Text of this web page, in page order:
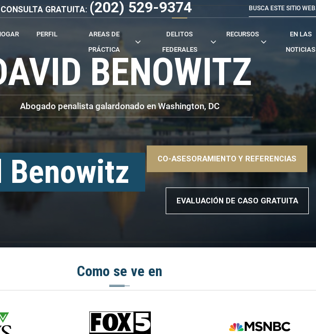
GRATUITA: (202) 529-9374
PERFIL
AREAS DE
PRÁCTICA
DELITOS
FEDERALES
RECURSOS
EN LAS
NOTICIAS
BENOWITZ
Abogado penalista galardonado en Washington, DC
Benowitz
–>
CO-ASESORAMIENTO Y REFERENCIAS
EVALUACIÓN DE CASO GRATUITA
Como se ve en